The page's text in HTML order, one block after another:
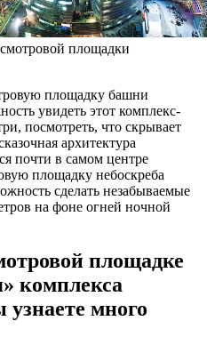
площадки
площадку башни
увидеть этот комплекс-
посмотреть, что скрывает
архитектура
почти в самом центре
площадку небоскреба
сделать незабываемые
на фоне огней ночной
площадке
комплекса
много